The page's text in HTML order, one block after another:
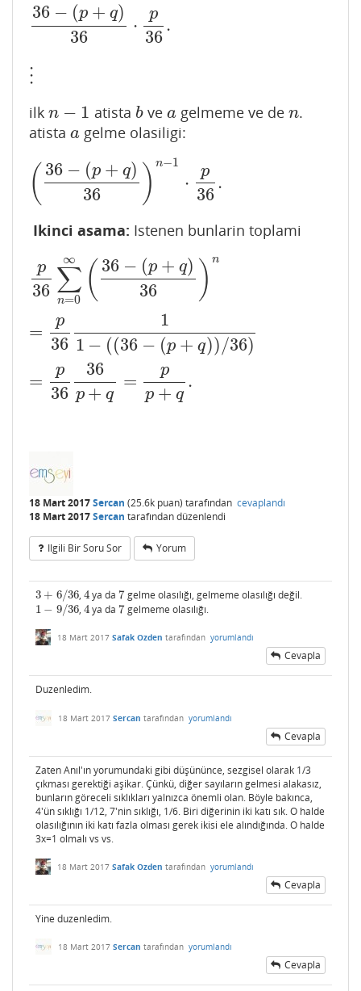
36 − (p + q)
36
⋅
p
36
.
36−(p+q)36⋅p36.
⋮⋮
ilk n − 1
n−1 atista b
b vea
a gelmeme ve den
n.
atista a
a gelme olasiligi:
( 36 − (p + q)
36
) n−1
⋅
p
36
.
(36−(p+q)36)n − 36 .
Ikinci asama: Istenen bunlarin toplami
p
36 ∑
n=0
∞ ( 36 − (p + q)
36
) n
=
p
36
1
1 − ((36 − (p + q))/36)
=
p
36
36
p + q
=
p
p + q
.
p36 ∑n=0 ∞ 36−(p +q) 36 )n= p36
18 Mart 2017Sercan (25.6k puan) tarafından cevaplandı
18 Mart 2017Sercan tarafındandüzenlendi
Ilgili Bir Soru Sor Yorum
3 + 6/36
3 +6 36 ,4
4ya da 7
7 gelme olasılığı, gelmeme olasılığı değil.
1 − 9/36
1 −9 36 ,4
4ya da 7
7 gelmeme olasılığı.
18 Mart 2017 Safak Ozden tarafından yorumlandı
Cevapla
Duzenledim.
18 Mart 2017 Sercan tarafından yorumlandı
Cevapla
Zaten Anıl'ınyorumundaki gibi düşününce, sezgisel olarak 1/3
çıkması gerektiği aşikar. Çünkü, diğer sayıların gelmesi alakasız,
bunların göreceli sıklıkları yalnızca önemli olan. Böyle bakınca,
4'ün sıklığı 1/12, 7'nin sıklığı, 1/6. Biri diğerinin iki katı sık. O halde
olasılığının iki katı fazla olması gerek ikisi ele alındığında. O halde
3x=1 olmalı vs vs.
18 Mart 2017 Safak Ozden tarafından yorumlandı
Cevapla
Yine duzenledim.
18 Mart 2017 Sercan tarafından yorumlandı
Cevapla